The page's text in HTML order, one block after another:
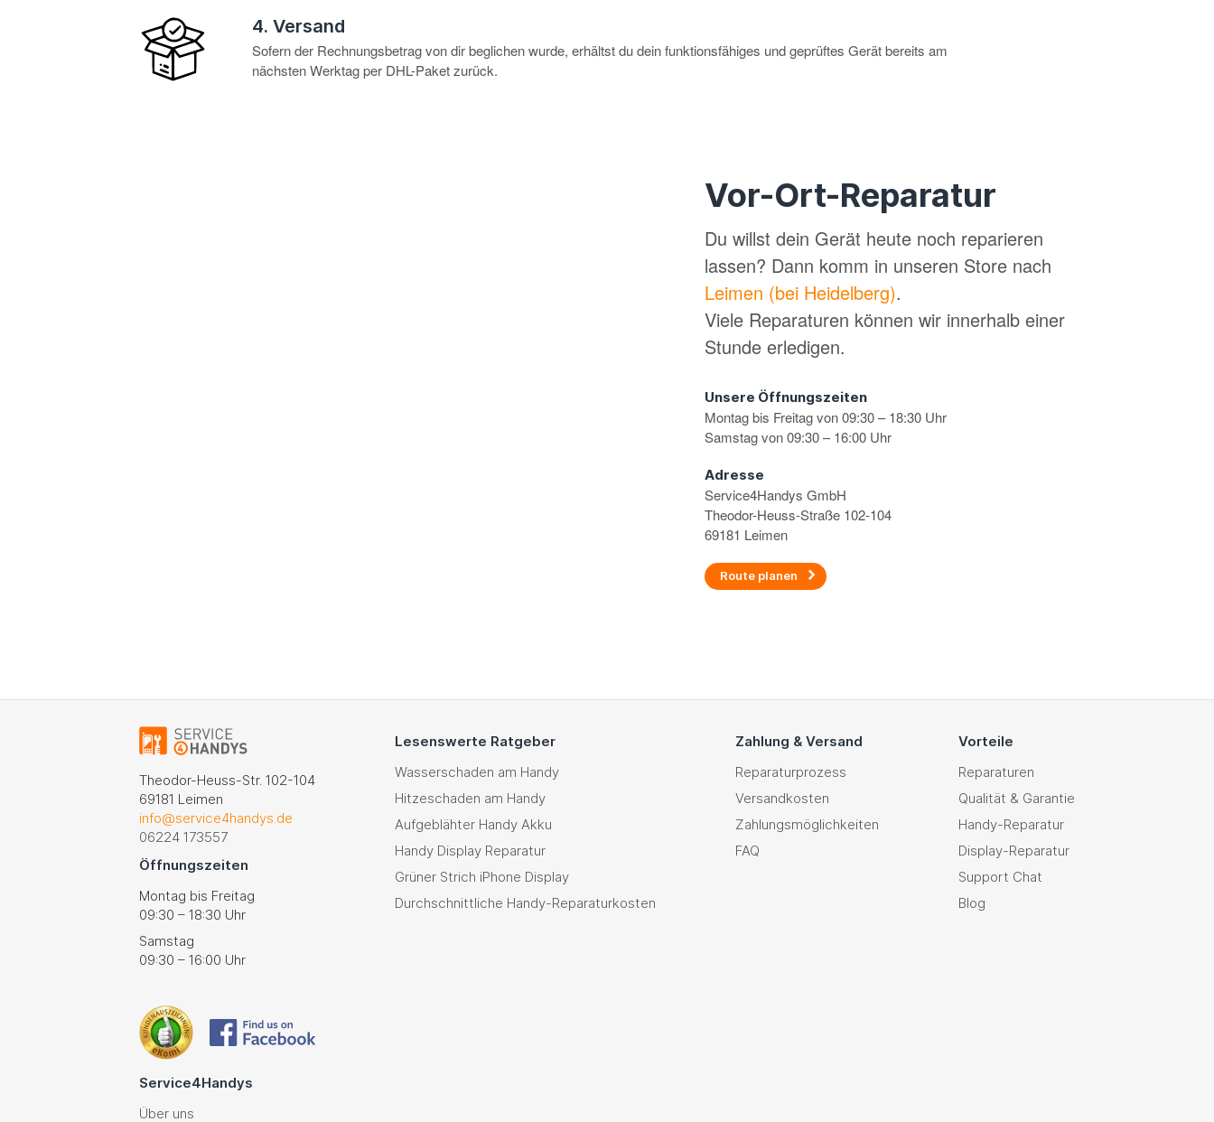
4. Versand
Sofern der Rechnungsbetrag von dir beglichen wurde, erhältst du dein funktionsfähiges und geprüftes Gerät bereits am
nächsten Werktag per DHL-Paket zurück.
Vor-Ort-Reparatur
Du willst dein Gerät heute noch reparieren
lassen? Dann komm in unseren Store nach
Leimen (bei Heidelberg).
Viele Reparaturen können wir innerhalb einer
Stunde erledigen.
Unsere Öffnungszeiten
Montag bis Freitag von 09:30 – 18:30 Uhr
Samstag von 09:30 – 16:00 Uhr
Adresse
Service4Handys GmbH
Theodor-Heuss-Straße 102-104
69181 Leimen
Route planen
Theodor-Heuss-Str. 102-104
69181 Leimen
info@service4handys.de
06224 173557
Öffnungszeiten
Montag bis Freitag
09:30 – 18:30 Uhr
Samstag
09:30 – 16:00 Uhr
Lesenswerte Ratgeber
Wasserschaden am Handy
Hitzeschaden am Handy
Aufgeblähter Handy Akku
Handy Display Reparatur
Grüner Strich iPhone Display
Durchschnittliche Handy-Reparaturkosten
Zahlung & Versand
Reparaturprozess
Versandkosten
Zahlungsmöglichkeiten
FAQ
Vorteile
Reparaturen
Qualität & Garantie
Handy-Reparatur
Display-Reparatur
Support Chat
Blog
Service4Handys
Über uns